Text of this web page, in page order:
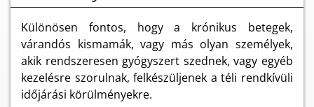
Különösen fontos, hogy a krónikus betegek,
várandós kismamák, vagy más olyan személyek,
akik rendszeresen gyógyszert szednek, vagy egyéb
kezelésre szorulnak, felkészüljenek a téli rendkívüli
időjárási körülményekre.